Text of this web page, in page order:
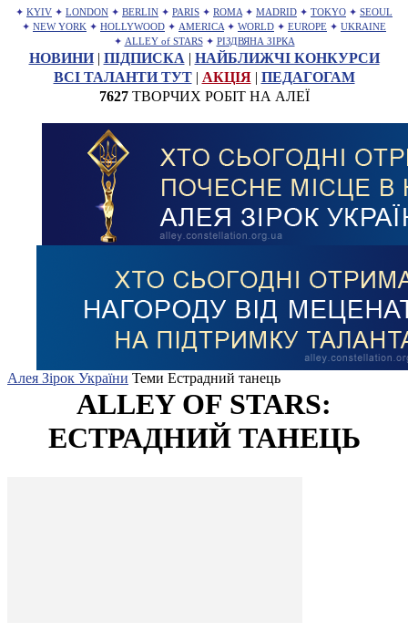
✦ KYIV ✦ LONDON ✦ BERLIN ✦ PARIS ✦ ROMA ✦ MADRID ✦ TOKYO ✦ SEOUL
✦ NEW YORK ✦ HOLLYWOOD ✦ AMERICA ✦ WORLD ✦ EUROPE ✦ UKRAINE
✦ ALLEY of STARS ✦ РІЗДВЯНА ЗІРКА
НОВИНИ| ПІДПИСКА | НАЙБЛИЖЧІ КОНКУРСИ
ВСІ ТАЛАНТИ ТУТ| АКЦІЯ| ПЕДАГОГАМ
7627ТВОРЧИХ РОБІТ НА АЛЕЇ
Алея Зірок України Теми Естрадний танець
ALLEY OF STARS:
ЕСТРАДНИЙ ТАНЕЦЬ